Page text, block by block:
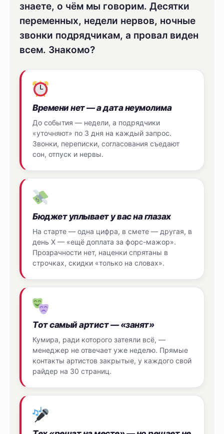
знаете, о чём мы говорим. Десятки
переменных, недели нервов, ночные
звонки подрядчикам, а провал виден
всем. Знакомо?
Времени нет — а дата неумолима
До события — недели, а подрядчики
«уточняют» по 3 дня на каждый запрос.
Звонки, переписки, согласования съедают
сон, отпуск и нервы.
Бюджет уплывает у вас на глазах
На старте — одна цифра, в смете — другая, в
день Х — «ещё доплата за форс-мажор».
Прозрачности нет, наценки спрятаны в
строчках, скидки «только на словах».
Тот самый артист — «занят»
Кумира, ради которого затеяли всё, —
менеджер не отвечает уже неделю. Прямые
контакты артистов закрытые, у каждого свой
райдер на 30 страниц.